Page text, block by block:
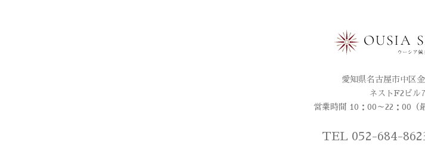
愛知県名古屋市中区
ネストF2ビル
営業時間 10：00～22：00（
TEL 052-684-